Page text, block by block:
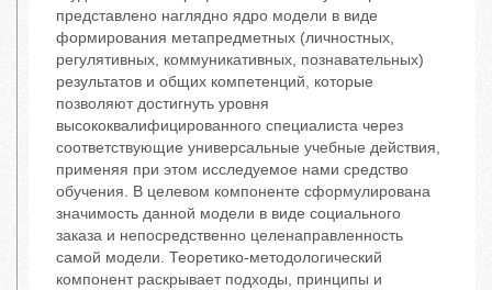
представлено наглядно ядро модели в виде
формирования метапредметных (личностных,
регулятивных, коммуникативных, познавательных)
результатов и общих компетенций, которые
позволяют достигнуть уровня
высококвалифицированного специалиста через
соответствующие универсальные учебные действия,
применяя при этом исследуемое нами средство
обучения. В целевом компоненте сформулирована
значимость данной модели в виде социального
заказа и непосредственно целенаправленность
самой модели. Теоретико-методологический
компонент раскрывает подходы, принципы и